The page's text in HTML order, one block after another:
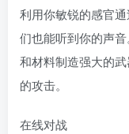
利用你敏锐的感官
们也能听到你的声
和材料制造强大的
的攻击。
在线对战